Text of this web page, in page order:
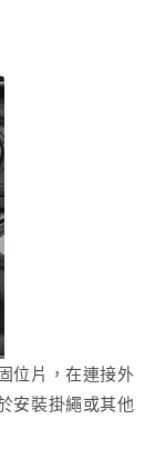
位片，在連接外
安裝掛繩或其他